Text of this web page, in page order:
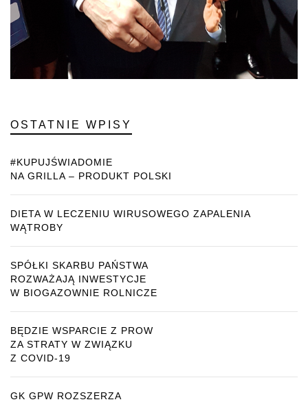
OSTATNIE WPISY
#KUPUJŚWIADOMIE
NA GRILLA – PRODUKT POLSKI
DIETA W LECZENIU WIRUSOWEGO ZAPALENIA
WĄTROBY
SPÓŁKI SKARBU PAŃSTWA
ROZWAŻAJĄ INWESTYCJE
W BIOGAZOWNIE ROLNICZE
BĘDZIE WSPARCIE Z PROW
ZA STRATY W ZWIĄZKU
Z COVID-19
GK GPW ROZSZERZA